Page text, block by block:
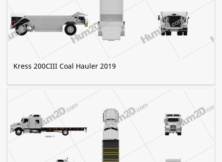
Kress 200CIII Coal Hauler 2019